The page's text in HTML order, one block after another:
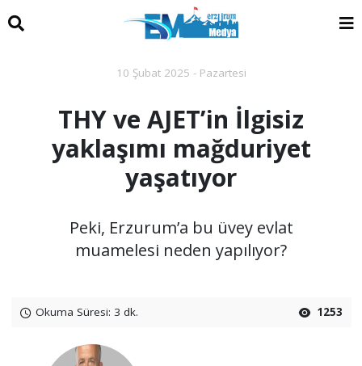
10 Şubat 2025 - Pazartesi
THY ve AJET’in İlgisiz
yaklaşımı mağduriyet
yaşatıyor
Peki, Erzurum’a bu üvey evlat
muamelesi neden yapılıyor?
Okuma Süresi: 3 dk. 1253